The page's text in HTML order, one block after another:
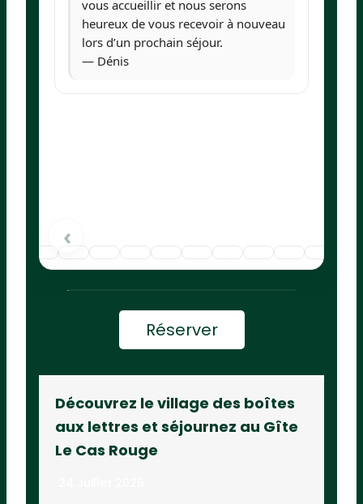
vous accueillir et nous serons
heureux de vous recevoir à nouveau
lors d’un prochain séjour.
— Dénis
‹
Réserver
Découvrez le village des boîtes
aux lettres et séjournez au Gîte
Le Cas Rouge